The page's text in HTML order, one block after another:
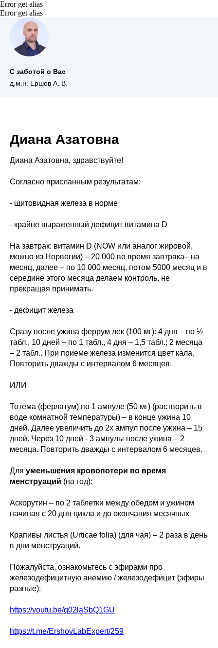
Error get alias
Error get alias
С заботой о Вас
д.м.н. Ершов А. В.
Диана Азатовна
Диана Азатовна, здравствуйте!
Согласно присланным результатам:
- щитовидная железа в норме
- крайне выраженный дефицит витамина D
На завтрак: витамин D (NOW или аналог жировой,
можно из Норвегии) – 20 000 во время завтрака– на
месяц, далее – по 10 000 месяц, потом 5000 месяц и в
середине этого месяца делаем контроль, не
прекращая принимать.
- дефицит железа
Сразу после ужина феррум лек (100 мг): 4 дня – по ½
табл., 10 дней – по 1 табл., 4 дня – 1,5 табл.; 2 месяца
– 2 табл.. При приеме железа изменится цвет кала.
Повторить дважды с интервалом 6 месяцев.
ИЛИ
Тотема (ферлатум) по 1 ампуле (50 мг) (растворить в
воде комнатной температуры) – в конце ужина 10
дней. Далее увеличить до 2х ампул после ужина – 15
дней. Через 10 дней - 3 ампулы после ужина – 2
месяца. Повторить дважды с интервалом 6 месяцев.
Для уменьшения кровопотери во время
менструаций (на год):
Аскорутин – по 2 таблетки между обедом и ужином
начиная с 20 дня цикла и до окончания месячных
Крапивы листья (Urticae folia) (для чая) – 2 раза в день
в дни менструаций.
Пожалуйста, ознакомьтесь с эфирами про
железодефицитную анемию / железодефицит (эфиры
разные):
https://youtu.be/q02laSbQ1GU
https://t.me/ErshovLabExpert/259